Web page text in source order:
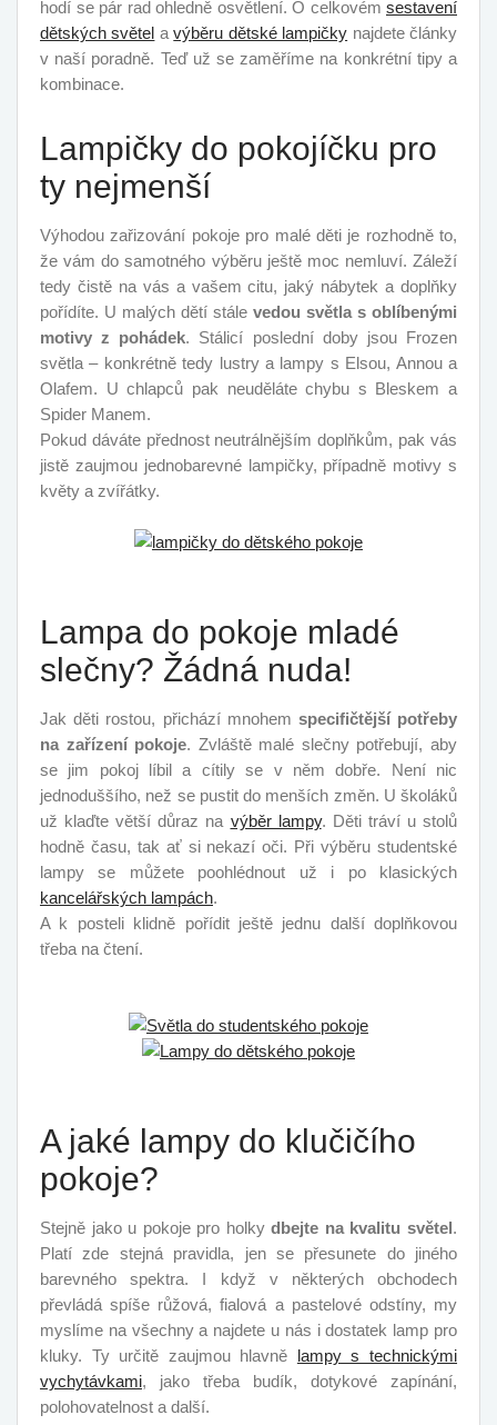
hodí se pár rad ohledně osvětlení. O celkovém sestavení
dětských světel avýběru dětské lampičky najdete články
v naší poradně. Teď už se zaměříme na konkrétní tipy a
kombinace.
Lampičky do pokojíčku pro
ty nejmenší
Výhodou zařizování pokoje pro malé děti je rozhodně to,
že vám do samotného výběru ještě moc nemluví. Záleží
tedy čistě na vás a vašem citu, jaký nábytek a doplňky
pořídíte. U malých dětí stále vedou světla s oblíbenými
motivy z pohádek. Stálicí poslední doby jsou Frozen
světla – konkrétně tedy lustry a lampy s Elsou, Annou a
Olafem. U chlapců pak neuděláte chybu s Bleskem a
Spider Manem.
Pokud dáváte přednost neutrálnějším doplňkům, pak vás
jistě zaujmou jednobarevné lampičky, případně motivy s
květy a zvířátky.
Lampa do pokoje mladé
slečny? Žádná nuda!
Jak děti rostou, přichází mnohem specifičtější potřeby
na zařízení pokoje. Zvláště malé slečny potřebují, aby
se jim pokoj líbil a cítily se v něm dobře. Není nic
jednoduššího, než se pustit do menších změn. U školáků
už klaďte větší důraz na výběr lampy. Děti tráví u stolů
hodně času, tak ať si nekazí oči. Při výběru studentské
lampy se můžete poohlédnout už i po klasických
kancelářských lampách.
A k posteli klidně pořídit ještě jednu další doplňkovou
třeba na čtení.
A jaké lampy do klučičího
pokoje?
Stejně jako u pokoje pro holkydbejte na kvalitu světel.
Platí zde stejná pravidla, jen se přesunete do jiného
barevného spektra. I když v některých obchodech
převládá spíše růžová, fialová a pastelové odstíny, my
myslíme na všechny a najdete u nás i dostatek lamp pro
kluky. Ty určitě zaujmou hlavně lampy s technickými
vychytávkami, jako třeba budík, dotykové zapínání,
polohovatelnost a další.